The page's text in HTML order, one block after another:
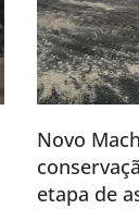
Novo
etapa de